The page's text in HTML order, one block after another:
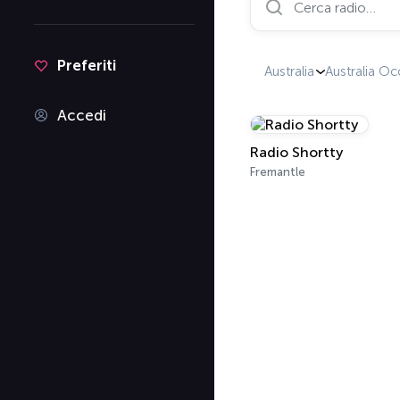
Preferiti
Accedi
Australia Australia
Radio Shortty
Fremantle